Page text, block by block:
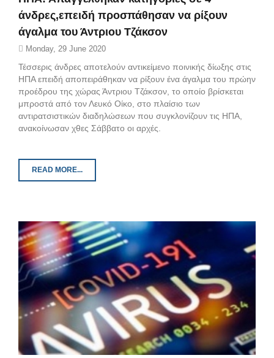
άνδρες,επειδή προσπάθησαν να ρίξουν
άγαλμα του Άντριου Τζάκσον
Monday, 29 June 2020
Τέσσερις άνδρες αποτελούν αντικείμενο ποινικής δίωξης στις
ΗΠΑ επειδή αποπειράθηκαν να ρίξουν ένα άγαλμα του πρώην
προέδρου της χώρας Άντριου Τζάκσον, το οποίο βρίσκεται
μπροστά από τον Λευκό Οίκο, στο πλαίσιο των
αντιρατσιστικών διαδηλώσεων που συγκλονίζουν τις ΗΠΑ,
ανακοίνωσαν χθες Σάββατο οι αρχές.
READ MORE...